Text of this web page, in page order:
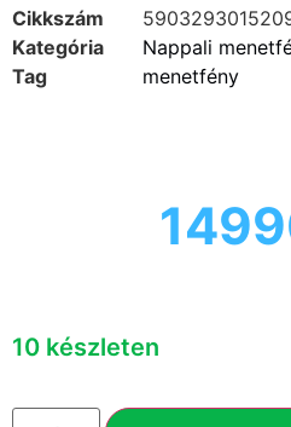
Cikkszám
Kategória
Nappali
Tag
menetfény
10 készleten